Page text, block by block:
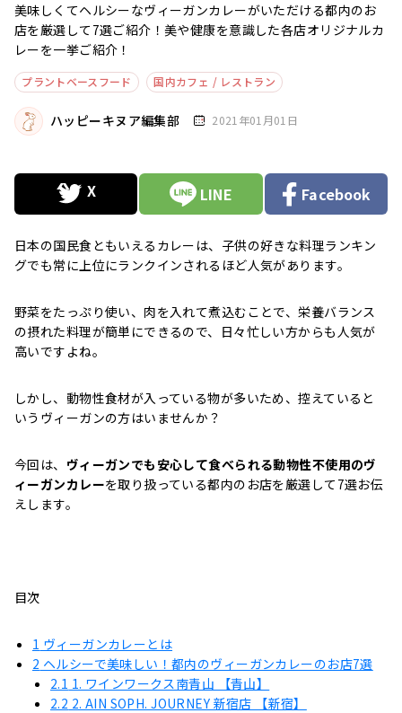
美味しくてヘルシーなヴィーガンカレーがいただける都内のお
店を厳選して7選ご紹介！美や健康を意識した各店オリジナルカ
レーを一挙ご紹介！
プラントベースフード 国内カフェ / レストラン
ハッピーキヌア編集部 2021年01月01日
LINE Facebook
日本の国民食ともいえるカレーは、子供の好きな料理ランキン
グでも常に上位にランクインされるほど人気があります。
野菜をたっぷり使い、肉を入れて煮込むことで、栄養バランス
の摂れた料理が簡単にできるので、日々忙しい方からも人気が
高いですよね。
しかし、動物性食材が入っている物が多いため、控えていると
いうヴィーガンの方はいませんか？
今回は、 ヴィーガンでも安心して食べられる動物性不使用のヴ
ィーガンカレーを取り扱っている都内のお店を厳選して7選お伝
えします。
目次
1 ヴィーガンカレーとは
2 ヘルシーで美味しい！都内のヴィーガンカレーのお店7選
2.1 1. ワインワークス南青山 【青山】
2.2 2. AIN SOPH. JOURNEY 新宿店 【新宿】